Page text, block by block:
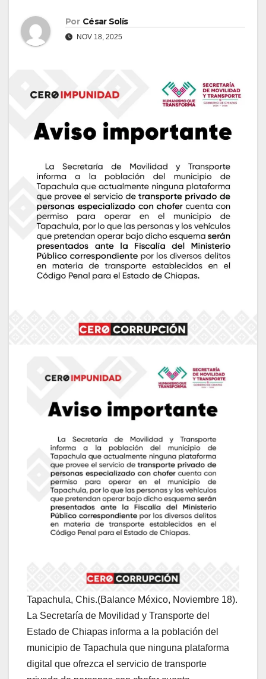
Por César Solís
NOV 18, 2025
Tapachula, Chis.(Balance México, Noviembre 18).
La Secretaría de Movilidad y Transporte del
Estado de Chiapas informa a la población del
municipio de Tapachula que ninguna plataforma
digital que ofrezca el servicio de transporte